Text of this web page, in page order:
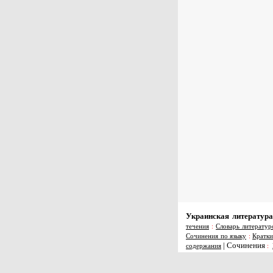
Украинская литература
течения :Словарь
Сочинения по языку :
содержания | Сочинения :